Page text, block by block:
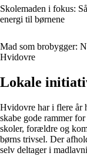
Skolemaden i fokus:
energi til børnene
Mad som brobygger:
Hvidovre
Lokale
Hvidovre har i flere år
skabe gode rammer
skoler, forældre og
børns trivsel. Der
selv deltager i